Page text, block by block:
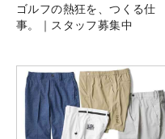
ゴルフの熱狂を、つくる仕
事。｜スタッフ募集中